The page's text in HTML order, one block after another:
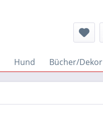
Hund Bücher/Dekor